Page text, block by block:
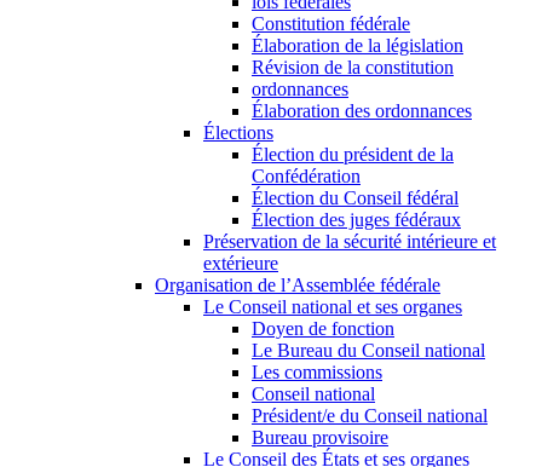
Constitution fédérale
Élaboration de la législation
Révision de la constitution
ordonnances
Élaboration des ordonnances
Élections
Élection du président de la
Confédération
Élection du Conseil fédéral
Élection des juges fédéraux
Préservation de la sécurité intérieure et
extérieure
Organisation de l’Assemblée fédérale
Le Conseil national et ses organes
Doyen de fonction
Le Bureau du Conseil national
Les commissions
Conseil national
Président/e du Conseil national
Bureau provisoire
Le Conseil des États et ses organes